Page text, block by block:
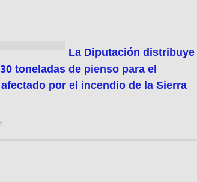
La Diputación distribuye
toneladas de pienso para el
por el incendio de la Sierra